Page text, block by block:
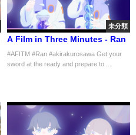
未分類
A Film in Three Minutes - Ran
#AFITM #Ran #akirakurosawa Get your
sword at the ready and prepare to ...